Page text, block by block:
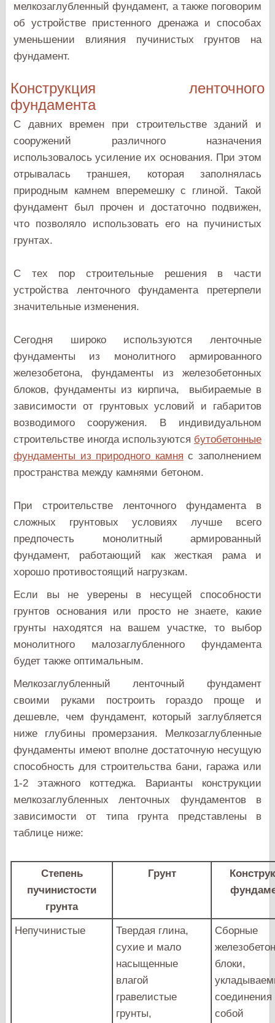
мелкозаглубленный фундамент, а также поговорим
об устройстве пристенного дренажа и способах
уменьшении влияния пучинистых грунтов на
фундамент.
Конструкция ленточного
фундамента
С давних времен при строительстве зданий и
сооружений различного назначения
использовалось усиление их основания. При этом
отрывалась траншея, которая заполнялась
природным камнем вперемешку с глиной. Такой
фундамент был прочен и достаточно подвижен,
что позволяло использовать его на пучинистых
грунтах.
С тех пор строительные решения в части
устройства ленточного фундамента претерпели
значительные изменения.
Сегодня широко используются ленточные
фундаменты из монолитного армированного
железобетона, фундаменты из железобетонных
блоков, фундаменты из кирпича, выбираемые в
зависимости от грунтовых условий и габаритов
возводимого сооружения. В индивидуальном
строительстве иногда используются бутобетонные
фундаменты из природного камня с заполнением
пространства между камнями бетоном.
При строительстве ленточного фундамента в
сложных грунтовых условиях лучше всего
предпочесть монолитный армированный
фундамент, работающий как жесткая рама и
хорошо противостоящий нагрузкам.
Если вы не уверены в несущей способности
грунтов основания или просто не знаете, какие
грунты находятся на вашем участке, то выбор
монолитного малозаглубленного фундамента
будет также оптимальным.
Мелкозаглубленный ленточный фундамент
своими руками построить гораздо проще и
дешевле, чем фундамент, который заглубляется
ниже глубины промерзания. Мелкозаглубленные
фундаменты имеют вполне достаточную несущую
способность для строительства бани, гаража или
1-2 этажного коттеджа. Варианты конструкции
мелкозаглубленных ленточных фундаментов в
зависимости от типа грунта представлены в
таблице ниже:
Степень
пучинистости
грунта
Грунт
Непучинистые
Твердая глина,
сухие и мало
насыщенные
влагой
гравелистые
грунты,
Сборные
блоки,
собой